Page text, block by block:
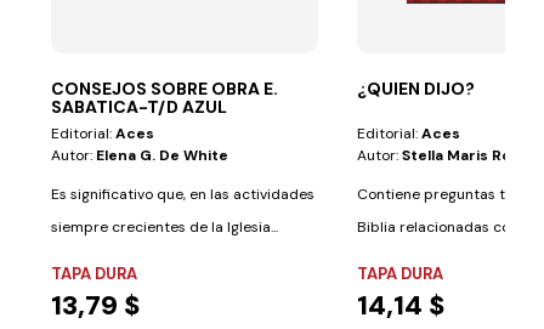
CONSEJOS SOBRE OBRA E.
SABATICA-T/D AZUL
Editorial:Aces
Autor: Elena G. De White
Es significativo que, en las actividades
siempre crecientes de la Iglesia...
TAPA DURA
13,79 $
¿QUIEN DIJO?
Editorial:Aces
Autor:Stella Maris
Contiene preguntas
Biblia relacionadas con
TAPA DURA
14,14 $